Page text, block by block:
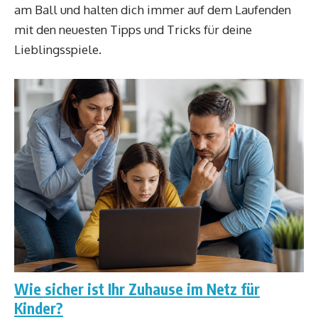
am Ball und halten dich immer auf dem Laufenden
mit den neuesten Tipps und Tricks für deine
Lieblingsspiele.
Wie sicher ist Ihr Zuhause im Netz für
Kinder?